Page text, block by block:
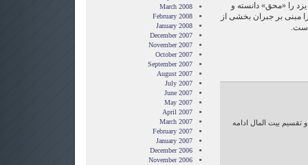
را «محق» دانسته و
مبنی بر جبران بخشی از
است.
تقسيم بيت المال ادامه
March 2008
February 2008
January 2008
December 2007
November 2007
October 2007
September 2007
August 2007
July 2007
June 2007
May 2007
April 2007
March 2007
February 2007
January 2007
December 2006
November 2006